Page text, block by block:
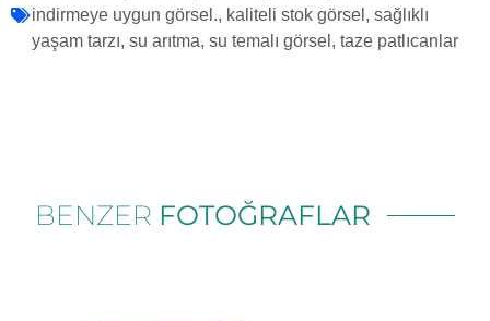
indirmeye uygun görsel., kaliteli stok görsel , sağlıklı
yaşam tarzı, su arıtma, su temalı görsel , taze patlıcanlar
BENZER FOTOĞRAFLAR